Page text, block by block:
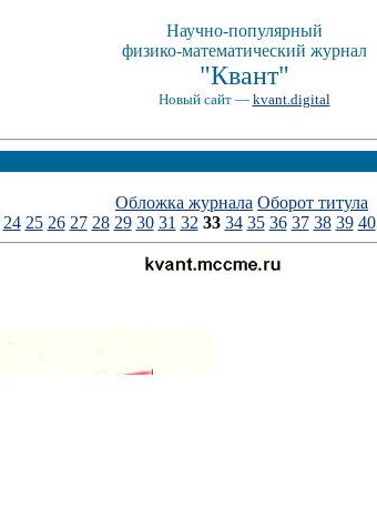
Научно-популярный
физико-математический журнал
"Квант"
Новый сайт — kvant.digital
Обложка журнала Оборот титула
24 25 26 27 28 29 30 31 32 33 34 35 36 37 38 39 40